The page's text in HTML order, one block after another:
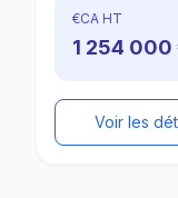
€CA HT
1 254 000
Voir les